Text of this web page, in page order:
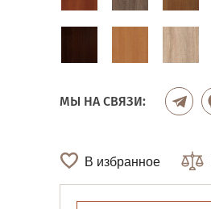
МЫ НА СВЯЗИ:
В избранное